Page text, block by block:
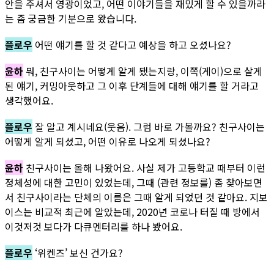
안을 주셔서 영광이었고, 어떤 이야기들을 재밌게 할 수 있을까라
는 좀 궁금한 기분으로 왔습니다.
플로우 어떤 얘기를 할 것 같다고 예상을 하고 오셨나요?
윤하뭐, 친구사이는 어떻게 알게 됐는지랑, 이쪽(게이)으로 살게
된 얘기, 커밍아웃하고 그 이후 단계들에 대해 얘기를 할 거라고
생각했어요.
플로우 잘 알고 계시네요(웃음). 그럼 바로 가볼까요? 친구사이는
어떻게 알게 되셨고, 어떤 이유로 나오게 되셨나요?
윤하 친구사이는 올해 나왔어요. 사실 제가 고등학교 때부터 이런
정체성에 대한 고민이 있었는데, 그때 (관련 정보를) 좀 찾아보면
서 친구사이라는 단체의 이름은 그때 알게 되었던 것 같아요. 지보
이스는 비교적 최근에 알았는데, 2020년 코로나 터질 때 방에서
이것저것 보다가 다큐멘터리를 하나 봤어요.
플로우 ‘위켄즈’ 보신 건가요?